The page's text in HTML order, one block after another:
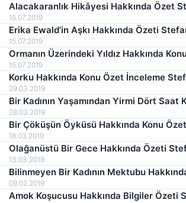
Alacakaranlık Hikâyesi Hakkında Özet
15.07.2019
Erika Ewald’in Aşkı Hakkında Özeti
15.07.2019
Ormanın Üzerindeki Yıldız Hakkında
Stefan Zweig
15.07.2019
Korku Hakkında Konu Özet İnceleme
29.03.2019
Bir Kadının Yaşamından Yirmi Dört Saat
İnceleme Stefan Zweig
28.03.2019
Bir Çöküşün Öyküsü Hakkında Konu
Stefan Zweig
18.03.2019
Olağanüstü Bir Gece Hakkında Özeti
13.03.2019
Bilinmeyen Bir Kadının Mektubu
İnceleme Stefan Zweig
09.02.2019
Amok Koşucusu Hakkında Bilgiler Özeti